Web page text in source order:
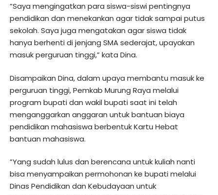
”Saya mengingatkan para siswa-siswi pentingnya
pendidikan dan menekankan agar tidak sampai putus
sekolah. Saya juga mengatakan agar siswa tidak
hanya berhenti di jenjang SMA sederajat, upayakan
masuk perguruan tinggi,” kata Dina.
Disampaikan Dina, dalam upaya membantu masuk ke
perguruan tinggi, Pemkab Murung Raya melalui
program bupati dan wakil bupati saat ini telah
menganggarkan anggaran untuk bantuan biaya
pendidikan mahasiswa berbentuk Kartu Hebat
bantuan mahasiswa.
”Yang sudah lulus dan berencana untuk kuliah nanti
bisa menyampaikan permohonan ke bupati melalui
Dinas Pendidikan dan Kebudayaan untuk